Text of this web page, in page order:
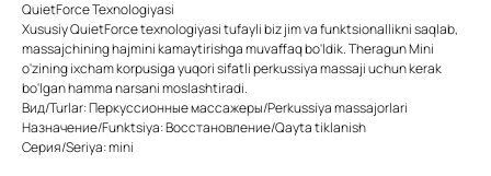
QuietForce Texnologiyasi
Xususiy QuietForce texnologiyasi tufayli biz jim va funktsionallikni saqlab,
massajchining hajmini kamaytirishga muvaffaq bo'ldik. Theragun Mini
o'zining ixcham korpusiga yuqori sifatli perkussiya massaji uchun kerak
bo'lgan hamma narsani moslashtiradi.
Вид/Turlar: Перкуссионные массажеры/Perkussiya massajorlari
Назначение/Funktsiya: Восстановление/Qayta tiklanish
Серия/Seriya: mini